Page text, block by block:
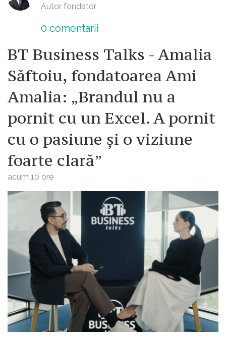
Autor fondator
0 comentarii
BT Business Talks - Amalia
Săftoiu, fondatoarea Ami
Amalia: „Brandul nu a
pornit cu un Excel. A pornit
cu o pasiune și o viziune
foarte clară”
acum 10 ore